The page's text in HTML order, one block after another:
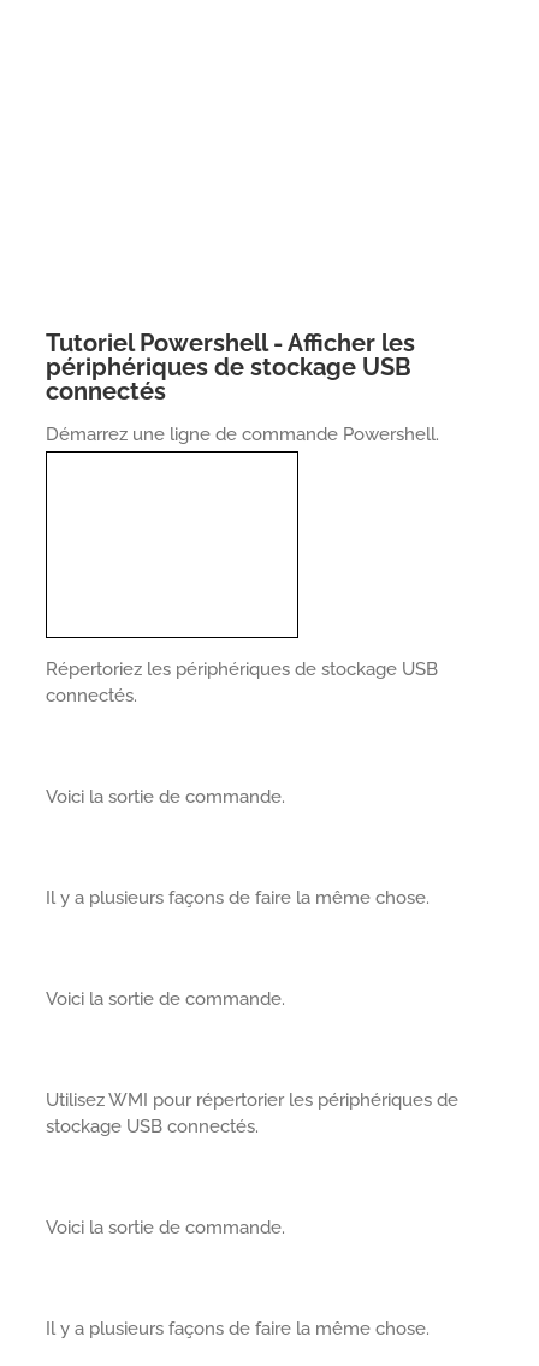
Tutoriel Powershell - Afficher les
périphériques de stockage USB
connectés
Démarrez une ligne de commande Powershell.
Répertoriez les périphériques de stockage USB
connectés.
Voici la sortie de commande.
Il y a plusieurs façons de faire la même chose.
Voici la sortie de commande.
Utilisez WMI pour répertorier les périphériques de
stockage USB connectés.
Voici la sortie de commande.
Il y a plusieurs façons de faire la même chose.